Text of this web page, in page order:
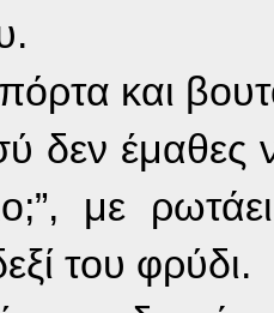
και
δεν
με
του φρύδι.